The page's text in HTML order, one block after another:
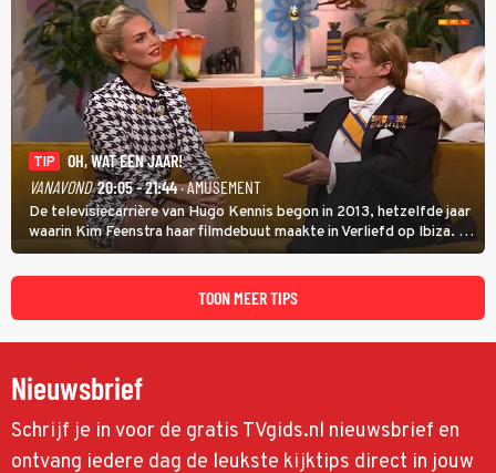
TIP
OH, WAT EEN JAAR!
VANAVOND 20:05 - 21:44· AMUSEMENT
De televisiecarrière van Hugo Kennis begon in 2013, hetzelfde jaar
waarin Kim Feenstra haar filmdebuut maakte in Verliefd op Ibiza. In
Oh, Wat een Jaar! wordt duidelijk wat ze nog meer weten van het
jaar waarin ze allebei eindtwintigers waren.
TOON MEER TIPS
Nieuwsbrief
Schrijf je in voor de gratis TVgids.nl nieuwsbrief en
ontvang iedere dag de leukste kijktips direct in jouw